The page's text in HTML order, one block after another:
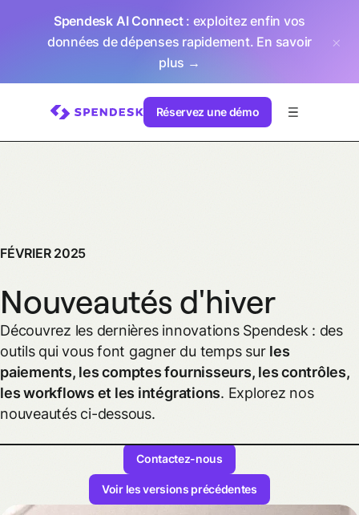
Spendesk AI Connect: exploitez enfin vos
données de dépenses rapidement. En savoir
plus →
Réservez une démo
FÉVRIER 2025
Nouveautés d'hiver
Découvrez les dernières innovations Spendesk : des
outils qui vous font gagner du temps sur les
paiements, les comptes fournisseurs, les contrôles,
les workflows et les intégrations. Explorez nos
nouveautés ci-dessous.
Contactez-nous
Voir les versions précédentes